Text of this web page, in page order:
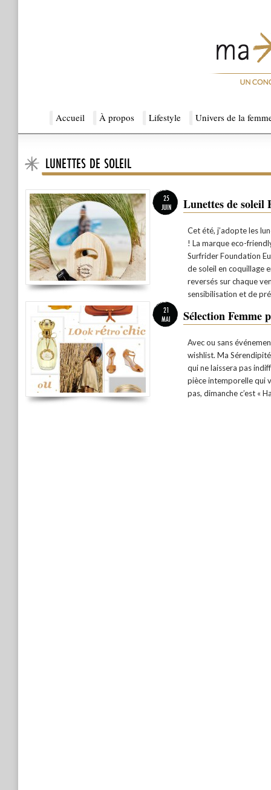
Ma Sérendipité
Aller au contenu principal
Aller au contenu secondaire
Accueil À propos Lifestyle Univers de la
LUNETTES DE SOLEIL
25
JUIN
Lunettes de soleil
Cet été, j’adopte les
! La marque eco-
Surfrider Foundation
de soleil en coquillage
reversés sur chaque
sensibilisation et de
21
MAI
Sélection Femme
Avec ou sans
wishlist. Ma
qui ne laissera pas
pièce intemporelle qui
pas, dimanche c’est «